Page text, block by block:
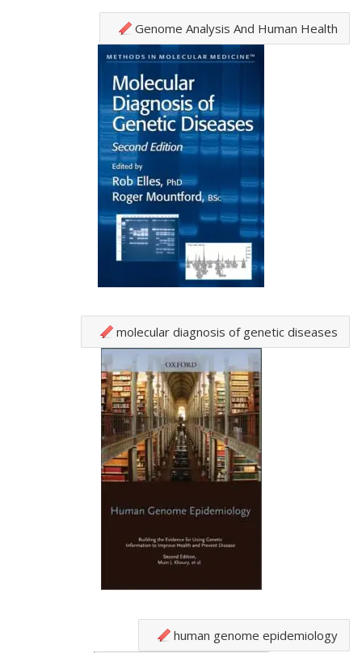
Genome Analysis And Human Health
molecular diagnosis of genetic diseases
human genome epidemiology